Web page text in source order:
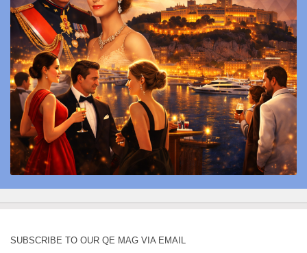
SUBSCRIBE TO OUR QE MAG VIA EMAIL